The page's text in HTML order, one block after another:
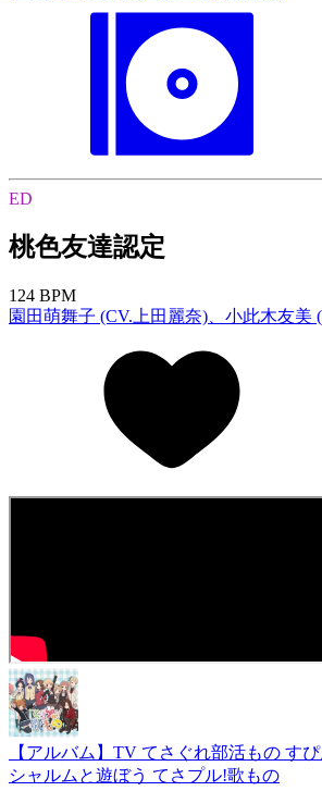
ED
桃色友達認定
124 BPM
園田萌舞子 (CV.上田麗奈)、小此木友美
【アルバム】TV てさぐれ部活もの す
シャルムと遊ぼう てさプル!歌もの